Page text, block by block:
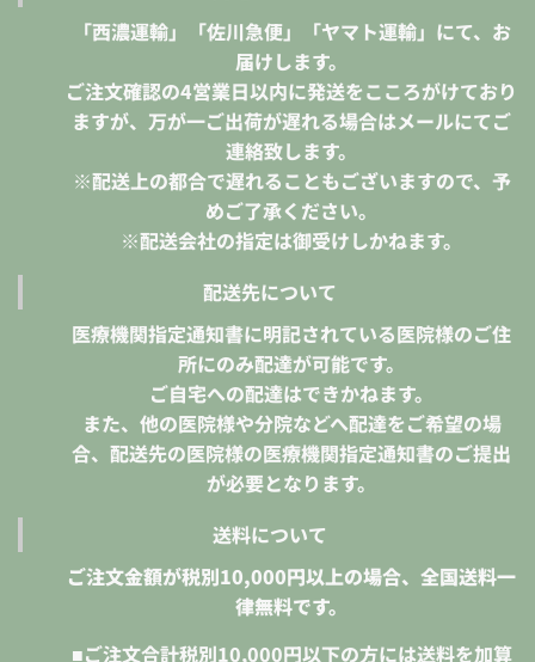
「西濃運輸」「佐川急便」「ヤマト運輸」にて、お
届けします。
ご注文確認の4営業日以内に発送をこころがけており
ますが、万が一ご出荷が遅れる場合はメールにてご
連絡致します。
※配送上の都合で遅れることもございますので、予
めご了承ください。
※配送会社の指定は御受けしかねます。
配送先について
医療機関指定通知書に明記されている医院様のご住
所にのみ配達が可能です。
ご自宅への配達はできかねます。
また、他の医院様や分院などへ配達をご希望の場
合、配送先の医院様の医療機関指定通知書のご提出
が必要となります。
送料について
ご注文金額が税別10,000円以上の場合、全国送料一
律無料です。
■ご注文合計税別10,000円以下の方には送料を加算